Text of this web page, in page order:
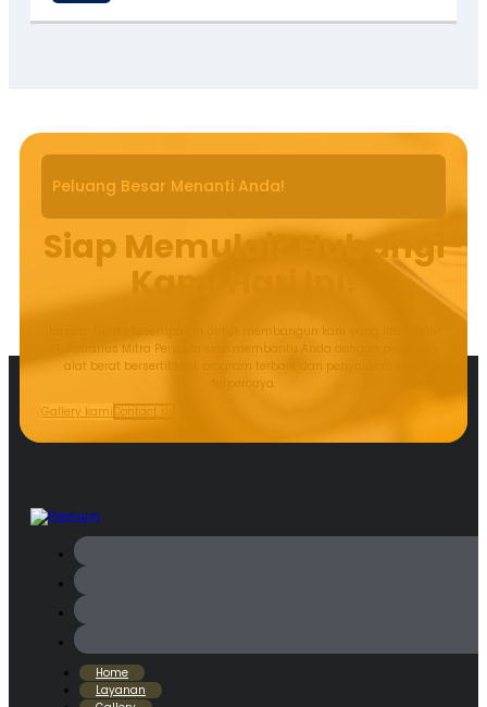
Peluang Besar Menanti Anda!
Siap Memulai? Hubungi
Kami Hari Ini!
Jangan tunda kesempatan untuk membangun karir yang lebih baik!
PT. Astranus Mitra Persada siap membantu Anda dengan pelatihan
alat berat bersertifikasi, program terbaik, dan penyaluran kerja
terpercaya.
Gallery kami Contact Us
Home
Layanan